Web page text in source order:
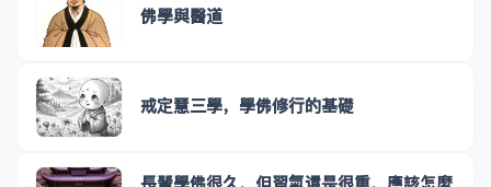
佛學與醫道
戒定慧三學，學佛修行的基礎